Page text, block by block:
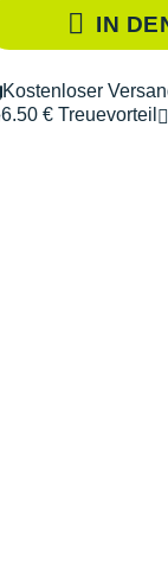
IN
Kostenloser
6.50 € Treuevorteil